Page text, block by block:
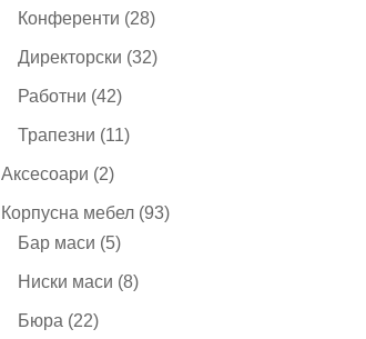
Конференти 2828
продукта
Директорски 3232
Работни 4242
продукта
Трапезни 1111
Аксесоари 22
продукта
Корпусна мебел 9393
Бар маси 55
продукта
Ниски маси 88
Бюра 2222